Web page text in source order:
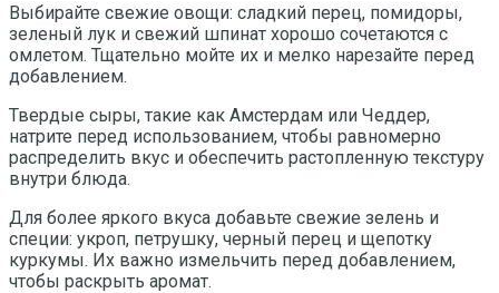
Выбирайте свежие овощи: сладкий перец, помидоры,
зеленый лук и свежий шпинат хорошо сочетаются с
омлетом. Тщательно мойте их и мелко нарезайте перед
добавлением.
Твердые сыры, такие как Амстердам или Чеддер,
натрите перед использованием, чтобы равномерно
распределить вкус и обеспечить растопленную текстуру
внутри блюда.
Для более яркого вкуса добавьте свежие зелень и
специи: укроп, петрушку, черный перец и щепотку
куркумы. Их важно измельчить перед добавлением,
чтобы раскрыть аромат.